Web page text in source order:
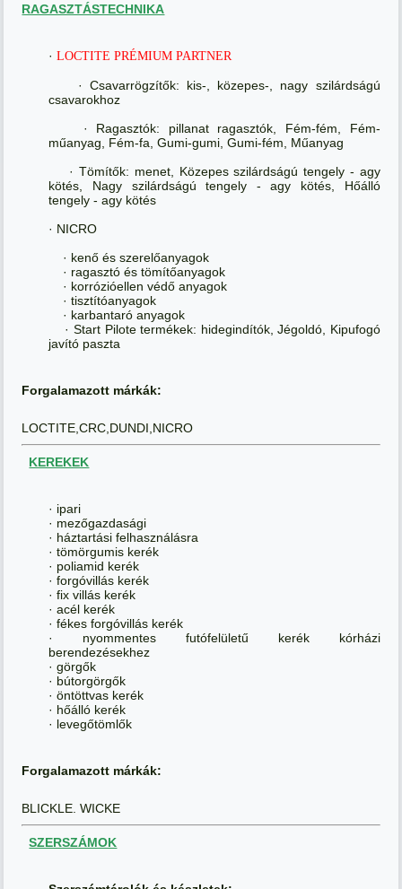
RAGASZTÁSTECHNIKA
· LOCTITE PRÉMIUM PARTNER
· Csavarrögzítők: kis-, közepes-, nagy szilárdságú
csavarokhoz
· Ragasztók: pillanat ragasztók, Fém-fém, Fém-
műanyag, Fém-fa, Gumi-gumi, Gumi-fém, Műanyag
· Tömítők: menet, Közepes szilárdságú tengely - agy
kötés, Nagy szilárdságú tengely - agy kötés, Hőálló
tengely - agy kötés
· NICRO
· kenő és szerelőanyagok
· ragasztó és tömítőanyagok
· korrózióellen védő anyagok
· tisztítóanyagok
· karbantaró anyagok
· Start Pilote termékek: hidegindítók, Jégoldó, Kipufogó
javító paszta
Forgalamazott márkák:
LOCTITE,CRC,DUNDI,NICRO
KEREKEK
· ipari
· mezőgazdasági
· háztartási felhasználásra
· tömörgumis kerék
· poliamid kerék
· forgóvillás kerék
· fix villás kerék
· acél kerék
· fékes forgóvillás kerék
· nyommentes futófelületű kerék kórházi
berendezésekhez
· görgők
· bútorgörgők
· öntöttvas kerék
· hőálló kerék
· levegőtömlők
Forgalamazott márkák:
BLICKLE. WICKE
SZERSZÁMOK